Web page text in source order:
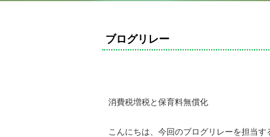
ブログリレー
消費税増税と保育料無償化
こんにちは、今回のブログリレーを担当